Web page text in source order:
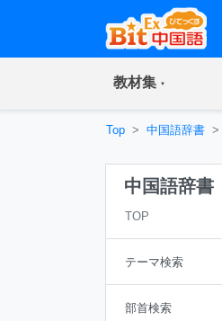
教材集(current)
Top 中国語辞書
中国語辞書
TOP
テーマ検索
部首検索